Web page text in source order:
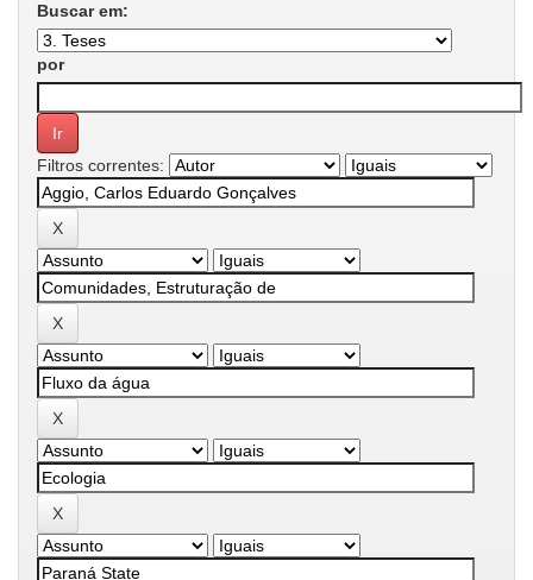
Buscar em:
por
Filtros correntes: